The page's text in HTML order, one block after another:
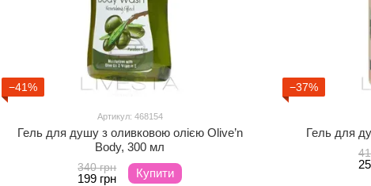
−41%
Артикул: 468154
Гель для душу з оливковою олією Olive’n
Body, 300 мл
340 грн
199 грн Купити
−37%
Гель для